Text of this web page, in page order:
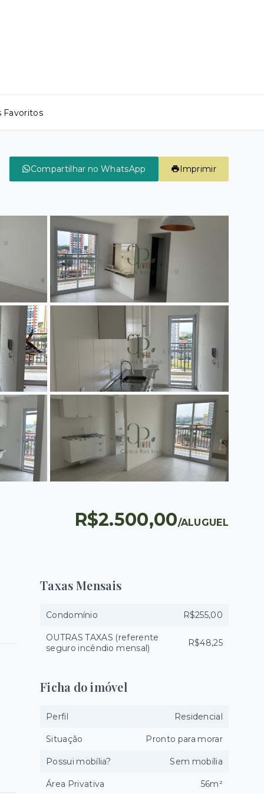
Favoritos
Compartilhar no WhatsApp Imprimir
R$2.500,00/ALUGUEL
Taxas Mensais
Condomínio R$255,00
OUTRAS TAXAS (referente
seguro incêndio mensal)
R$48,25
Ficha do imóvel
Perfil Residencial
Situação Pronto para morar
Possui mobília? Sem mobília
Área Privativa 56m²